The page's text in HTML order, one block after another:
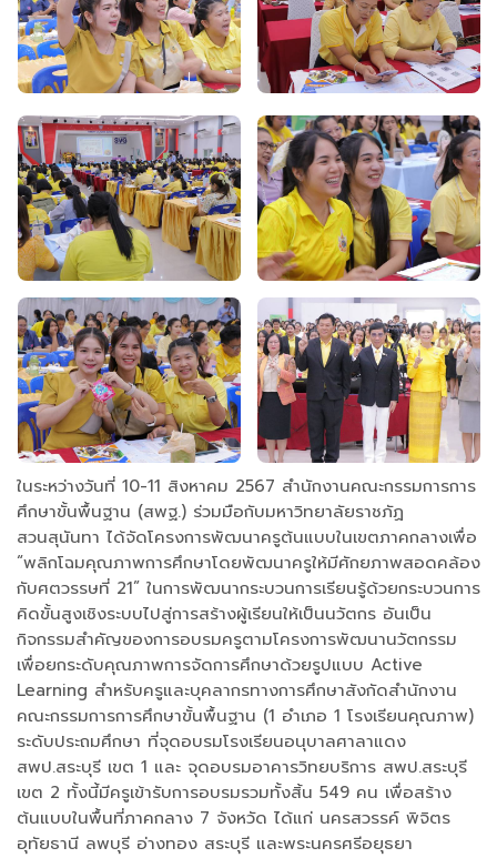
ในระหว่างวันที่ 10-11 สิงหาคม 2567 สำนักงานคณะกรรมการการ
ศึกษาขั้นพื้นฐาน (สพฐ.) ร่วมมือกับมหาวิทยาลัยราชภัฏ
สวนสุนันทา ได้จัดโครงการพัฒนาครูต้นแบบในเขตภาคกลางเพื่อ
“พลิกโฉมคุณภาพการศึกษาโดยพัฒนาครูให้มีศักยภาพสอดคล้อง
กับศตวรรษที่ 21” ในการพัฒนากระบวนการเรียนรู้ด้วยกระบวนการ
คิดขั้นสูงเชิงระบบไปสู่การสร้างผู้เรียนให้เป็นนวัตกร อันเป็น
กิจกรรมสำคัญของการอบรมครูตามโครงการพัฒนานวัตกรรม
เพื่อยกระดับคุณภาพการจัดการศึกษาด้วยรูปแบบ Active
Learning สำหรับครูและบุคลากรทางการศึกษาสังกัดสำนักงาน
คณะกรรมการการศึกษาขั้นพื้นฐาน (1 อําเภอ 1 โรงเรียนคุณภาพ)
ระดับประถมศึกษา ที่จุดอบรมโรงเรียนอนุบาลศาลาแดง
สพป.สระบุรี เขต 1 และ จุดอบรมอาคารวิทยบริการ สพป.สระบุรี
เขต 2 ทั้งนี้มีครูเข้ารับการอบรมรวมทั้งสิ้น 549 คน เพื่อสร้าง
ต้นแบบในพื้นที่ภาคกลาง 7 จังหวัด ได้แก่ นครสวรรค์ พิจิตร
อุทัยธานี ลพบุรี อ่างทอง สระบุรี และพระนครศรีอยุธยา